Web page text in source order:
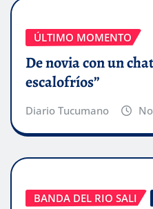
ÚLTIMO MOMENTO
De novia con un
escalofríos”
Diario Tucumano
BANDA DEL RIO SALI